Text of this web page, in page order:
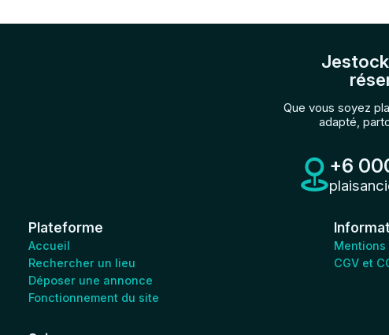
Que vous soyez
adapté,
+6
Plateforme
Accueil
Rechercher un lieu
Déposer une annonce
Fonctionnement du site
Mentions
CGV et